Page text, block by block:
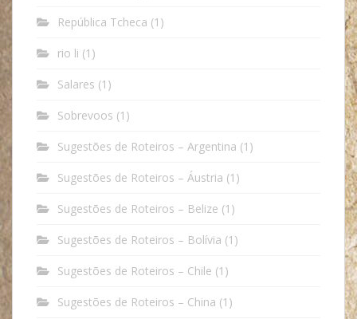
República Tcheca (1)
rio li (1)
Salares (1)
Sobrevoos (1)
Sugestões de Roteiros – Argentina (1)
Sugestões de Roteiros – Áustria (1)
Sugestões de Roteiros – Belize (1)
Sugestões de Roteiros – Bolívia (1)
Sugestões de Roteiros – Chile (1)
Sugestões de Roteiros – China (1)